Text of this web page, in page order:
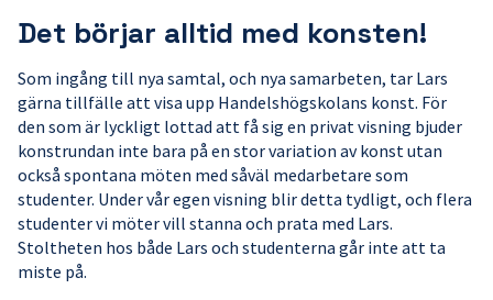
Det börjar alltid med konsten!
Som ingång till nya samtal, och nya samarbeten, tar Lars
gärna tillfälle att visa upp Handelshögskolans konst. För
den som är lyckligt lottad att få sig en privat visning bjuder
konstrundan inte bara på en stor variation av konst utan
också spontana möten med såväl medarbetare som
studenter. Under vår egen visning blir detta tydligt, och flera
studenter vi möter vill stanna och prata med Lars.
Stoltheten hos både Lars och studenterna går inte att ta
miste på.